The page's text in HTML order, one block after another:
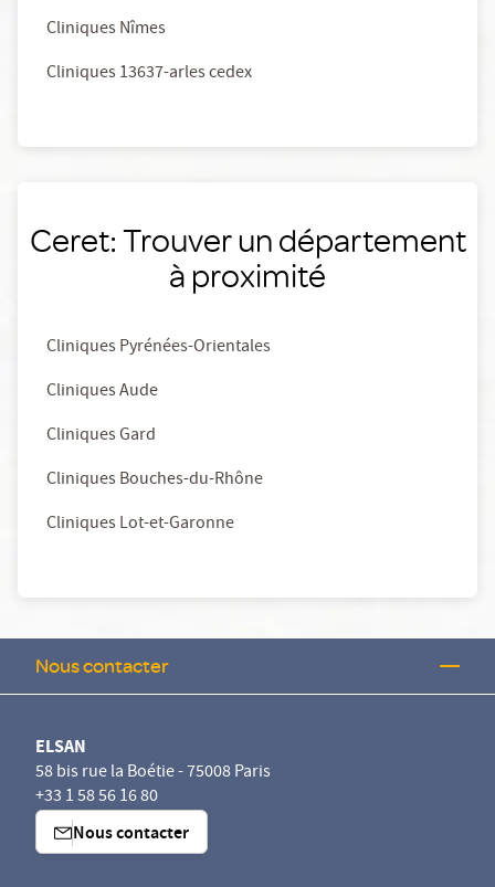
Cliniques Nîmes
Cliniques 13637-arles cedex
Ceret: Trouver un département
à proximité
Cliniques Pyrénées-Orientales
Cliniques Aude
Cliniques Gard
Cliniques Bouches-du-Rhône
Cliniques Lot-et-Garonne
Nous contacter
ELSAN
58 bis rue la Boétie - 75008 Paris
+33 1 58 56 16 80
Nous contacter